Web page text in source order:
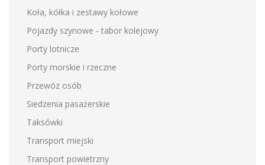
Koła, kółka i zestawy kołowe
Pojazdy szynowe - tabor kolejowy
Porty lotnicze
Porty morskie i rzeczne
Przewóz osób
Siedzenia pasażerskie
Taksówki
Transport miejski
Transport powietrzny